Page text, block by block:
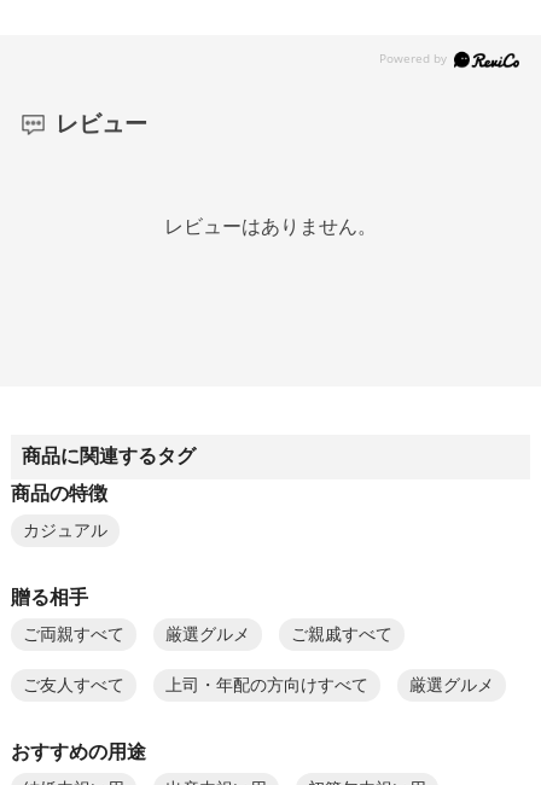
レビュー
レビューはありません。
商品に関連するタグ
商品の特徴
カジュアル
贈る相手
ご両親すべて 厳選グルメ ご親戚すべて
ご友人すべて 上司・年配の方向けすべて 厳選グルメ
おすすめの用途